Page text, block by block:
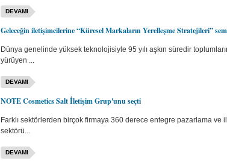
DEVAMI
Geleceğin iletişimcilerine “Küresel Markaların Yerelleşme Stratejileri”
Dünya genelinde yüksek teknolojisiyle 95 yılı aşkın süredir
yürüyen ...
DEVAMI
NOTE Cosmetics Salt İletişim Grup'unu seçti
Farklı sektörlerden birçok firmaya 360 derece entegre pazarlama ve
sektörü...
DEVAMI